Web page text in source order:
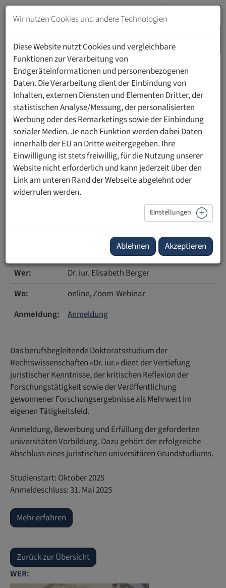
Zum
Inhalt
springen
Navigation
springen
HOME VERANSTALTUNGEN DETAILS
Zurück
zur
Übersicht
Online Infoanlass:
Berufsbegleitendes
Doktoratsstudium der
Rechtswissenschaften
Dienstag, 18. Februar 2025 18.00 bis
Wer:
Dr. iur. Elisabeth Berger
Wo:
online,Zoom-Webinar
Anmeldung:
Anmeldung
Das berufsbegleitende Doktoratsstudium der
Rechtswissenschaften «Dr. iur.» dient der Vertiefung
juristischer Kenntnisse, der kritischen Reflexion der
Forschungstätigkeit sowie der Veröffentlichung
gewonnener Forschungsergebnisse als Mehrwert im
eigenen Tätigkeitsfeld.
Anmeldung, Bewerbung und Erfüllung der geforderten
universitäten Vorbildung. Dazu gehört der erfolgreiche
Abschluss eines juristischen universitären Grundstudiums.
Studienstart: Oktober 2025
Anmeldeschluss: 31. Mai 2025
Mehr erfahren
Zurück zur Übersicht
WER:
Wir nutzen Cookies und andere Technologien
Diese Website nutzt Cookies und vergleichbare
Funktionen zur Verarbeitung von
Endgeräteinformationen und personenbezogenen
Daten. Die Verarbeitung dient der Einbindung von
Inhalten, externen Diensten und Elementen Dritter, der
statistischen Analyse/Messung, der personalisierten
Werbung oder des Remarketings sowie der Einbindung
sozialer Medien. Je nach Funktion werden dabei Daten
innerhalb der EU an Dritte weitergegeben. Ihre
Einwilligung ist stets freiwillig, für die Nutzung unserer
Website nicht erforderlich und kann jederzeit über den
Link am unteren Rand der Webseite abgelehnt oder
widerrufen werden.
Einstellungen
Ablehnen Akzeptieren